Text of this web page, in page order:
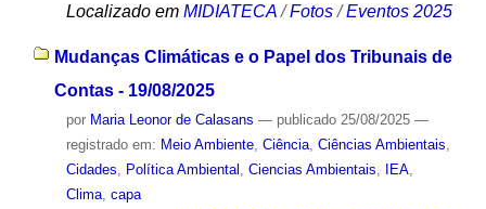
Localizado em MIDIATECA /Fotos /Eventos 2025
Mudanças Climáticas e o Papel dos Tribunais de
Contas - 19/08/2025
por Maria Leonor de Calasans — publicado25/08/2025 —
registrado em: Meio Ambiente, Ciência, Ciências Ambientais,
Cidades, Política Ambiental , Ciencias Ambientais, IEA,
Clima, capa